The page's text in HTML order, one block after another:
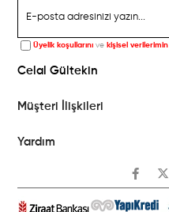
Üyelik koşullarını ve kişisel verilerimin
Celal Gültekin
Müşteri İlişkileri
Yardım